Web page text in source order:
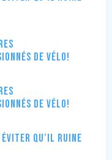
de vélo!
de vélo!
éviter qu’il ruine